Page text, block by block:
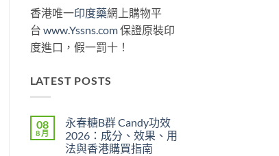
香港唯一印度藥網上購物平
台 www.Yssns.com保證原裝印
度進口，假一罰十！
LATEST POSTS
08
8 月
永春糖B群 Candy功效
2026：成分、效果、用
法與香港購買指南